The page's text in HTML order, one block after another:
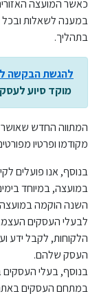
כאשר המועצה
במענה לשאלות ובכל
בתהליך.
להגשת הבקשה
מוקד סיוע
המתווה החדש שאושר
מקודמו ופרטיו
בנוסף, אנו פועלים
במועצה, במיוחד
השנה הוקמה
לבעלי העסקים
הלקוחות, לקבל ידע
העסק שלהם.
בנוסף, בעלי
במתחם העסקים